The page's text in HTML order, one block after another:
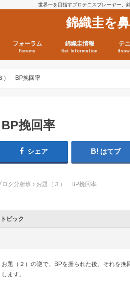
世界一を目指すプロテニスプレーヤー
錦織圭を
フォーラム
Forums
錦織圭情報
Kei Information
テ
） BP挽回率
挽回率
シェア はてブ
ログ分析班 › お題（３） BP挽回率
トピック
お題（２）の逆で、BPを握られた後、それを
します。